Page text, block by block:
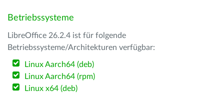
Betriebssysteme
LibreOffice 26.2.4 ist für folgende
Betriebssysteme/Architekturen verfügbar:
Linux Aarch64 (deb)
Linux Aarch64 (rpm)
Linux x64 (deb)